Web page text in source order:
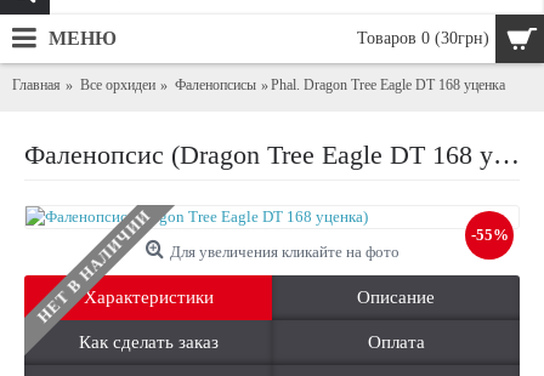
Товаров 0 (30грн)
МЕНЮ
Главная Все орхидеи Фаленопсисы Phal. Dragon Tree Eagle DT 168 уценка
Фаленопсис (Dragon Tree Eagle DT 168 уценка)
-55%
НЕТ В НАЛИЧИИ Для увеличения кликайте на фото
Характеристики Описание
Как сделать заказ Оплата